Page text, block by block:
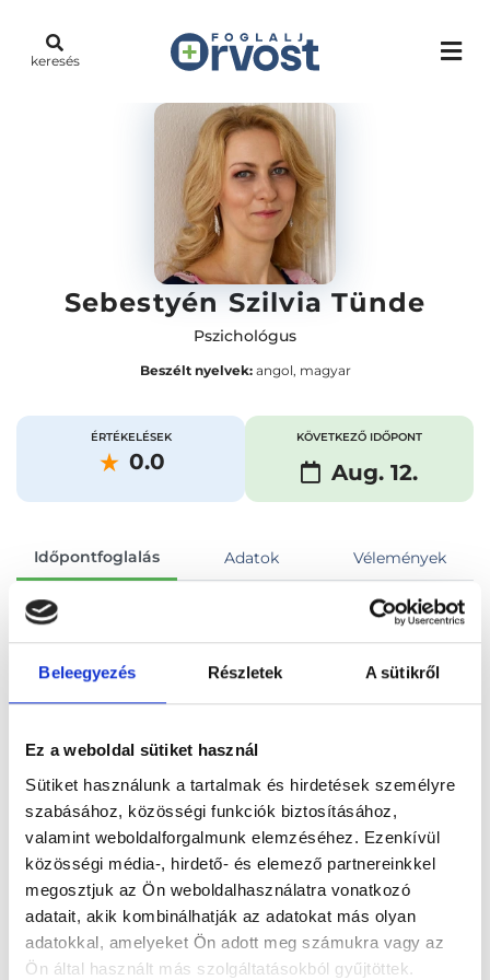
Beleegyezés Részletek A sütikről
Ez a weboldal sütiket használ
Sütiket használunk a tartalmak és hirdetések személyre
szabásához, közösségi funkciók biztosításához,
valamint weboldalforgalmunk elemzéséhez. Ezenkívül
közösségi média-, hirdető- és elemező partnereinkkel
megosztjuk az Ön weboldalhasználatra vonatkozó
adatait, akik kombinálhatják az adatokat más olyan
adatokkal, amelyeket Ön adott meg számukra vagy az
Ön által használt más szolgáltatásokból gyűjtöttek.
keresés
Sebestyén Szilvia Tünde
Pszichológus
Beszélt nyelvek:angol, magyar
ÉRTÉKELÉSEK
0.0
KÖVETKEZŐ IDŐPONT
Aug. 12.
Időpontfoglalás Adatok Vélemények
Összes szakterület Psychological counseling
Főoldal Orvosok Pszichológus
Pszichológus, Online konzultáció
Sebestyén Szilvia Tünde